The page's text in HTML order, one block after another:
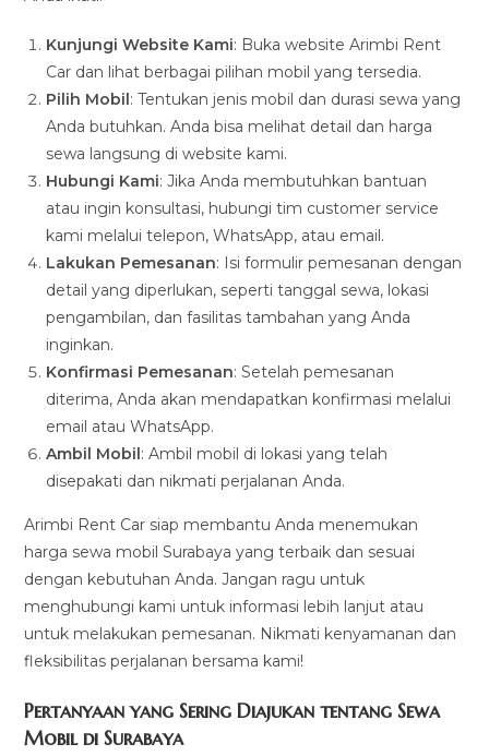
Kunjungi Website Kami: Buka website Arimbi Rent
Car dan lihat berbagai pilihan mobil yang tersedia.
Pilih Mobil: Tentukan jenis mobil dan durasi sewa yang
Anda butuhkan. Anda bisa melihat detail dan harga
sewa langsung di website kami.
Hubungi Kami: Jika Anda membutuhkan bantuan
atau ingin konsultasi, hubungi tim customer service
kami melalui telepon, WhatsApp, atau email.
Lakukan Pemesanan: Isi formulir pemesanan dengan
detail yang diperlukan, seperti tanggal sewa, lokasi
pengambilan, dan fasilitas tambahan yang Anda
inginkan.
Konfirmasi Pemesanan: Setelah pemesanan
diterima, Anda akan mendapatkan konfirmasi melalui
email atau WhatsApp.
Ambil Mobil: Ambil mobil di lokasi yang telah
disepakati dan nikmati perjalanan Anda.
Arimbi Rent Car siap membantu Anda menemukan
harga sewa mobil Surabaya yang terbaik dan sesuai
dengan kebutuhan Anda. Jangan ragu untuk
menghubungi kami untuk informasi lebih lanjut atau
untuk melakukan pemesanan. Nikmati kenyamanan dan
fleksibilitas perjalanan bersama kami!
Pertanyaan yang Sering Diajukan tentang Sewa
Mobil di Surabaya